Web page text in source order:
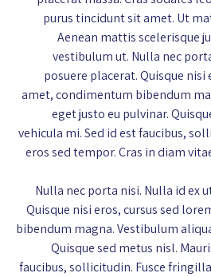
purus tincidunt sit amet. Ut
Aenean mattis scelerisque
vestibulum ut. Nulla nec
posuere placerat. Quisque
amet, condimentum bibendum
eget justo eu pulvinar.
vehicula mi. Sed id est faucibus,
eros sed tempor. Cras in diam
Nulla nec porta nisi. Nulla id ex
Quisque nisi eros, cursus sed
bibendum magna. Vestibulum
Quisque sed metus nisl.
faucibus, sollicitudin. Fusce